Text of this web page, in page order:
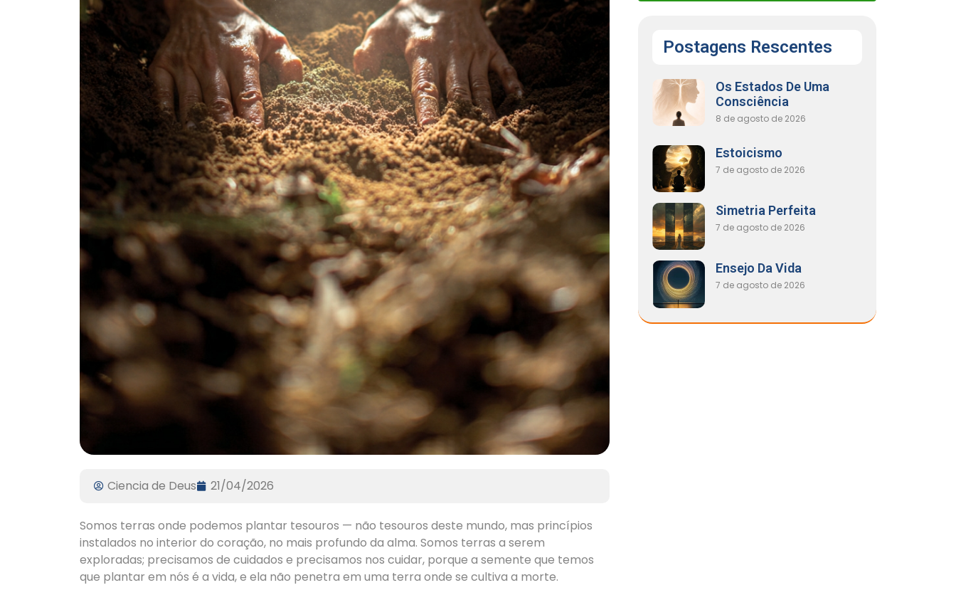
Ciencia de Deus 21/04/2026
​Somos terras onde podemos plantar tesouros — não tesouros deste mundo, mas princípios
instalados no interior do coração, no mais profundo da alma. Somos terras a serem
exploradas; precisamos de cuidados e precisamos nos cuidar, porque a semente que temos
que plantar em nós é a vida, e ela não penetra em uma terra onde se cultiva a morte.
Postagens Rescentes
Os Estados De Uma
Consciência
8 de agosto de 2026
Estoicismo
7 de agosto de 2026
Simetria Perfeita
7 de agosto de 2026
Ensejo Da Vida
7 de agosto de 2026